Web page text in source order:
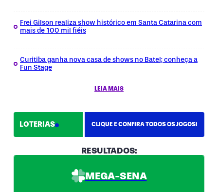
Frei Gilson realiza show histórico em Santa Catarina com
mais de 100 mil fiéis
Curitiba ganha nova casa de shows no Batel; conheça a
Fun Stage
LEIA MAIS
LOTERIAS CLIQUE E CONFIRA TODOS OS JOGOS!
RESULTADOS:
MEGA-SENA